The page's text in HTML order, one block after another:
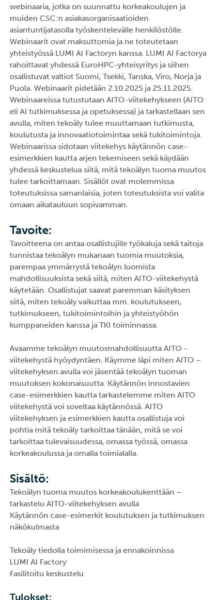
webinaaria, jotka on suunnattu korkeakoulujen ja
muiden CSC:n asiakasorganisaatioiden
asiantuntijatasolla työskentelevälle henkilöstölle.
Webinaarit ovat maksuttomia ja ne toteutetaan
yhteistyössä LUMI AI Factoryn kanssa. LUMI AI Factorya
rahoittavat yhdessä EuroHPC-yhteisyritys ja siihen
osallistuvat valtiot Suomi, Tsekki, Tanska, Viro, Norja ja
Puola. Webinaarit pidetään 2.10.2025 ja 25.11.2025.
Webinaareissa tutustutaan AITO-viitekehykseen (AITO
eli AI tutkimuksessa ja opetuksessa) ja tarkastellaan sen
avulla, miten tekoäly tulee muuttamaan tutkimusta,
koulutusta ja innovaatiotoimintaa sekä tukitoimintoja.
Webinaarissa sidotaan viitekehys käytännön case-
esimerkkien kautta arjen tekemiseen sekä käydään
yhdessä keskustelua siitä, mitä tekoälyn tuoma muutos
tulee tarkoittamaan. Sisällöt ovat molemmissa
toteutuksissa samanlaisia, joten toteutuksista voi valita
omaan aikatauluun sopivamman.
Tavoite:
Tavoitteena on antaa osallistujille työkaluja sekä taitoja
tunnistaa tekoälyn mukanaan tuomia muutoksia,
parempaa ymmärrystä tekoälyn luomista
mahdollisuuksista sekä siitä, miten AITO-viitekehystä
käytetään. Osallistujat saavat paremman käsityksen
siitä, miten tekoäly vaikuttaa mm. koulutukseen,
tutkimukseen, tukitoimintoihin ja yhteistyöhön
kumppaneiden kanssa ja TKI toiminnassa.
Avaamme tekoälyn muutosmahdollisuutta AITO -
viitekehystä hyöydyntäen. Käymme läpi miten AITO –
viitekehyksen avulla voi jäsentää tekoälyn tuoman
muutoksen kokonaisuutta. Käytännön innostavien
case-esimerkkien kautta tarkastelemme miten AITO
viitekehystä voi soveltaa käytännössä. AITO
viitekehyksen ja esimerkkien kautta osallistuja voi
pohtia mitä tekoäly tarkoittaa tänään, mitä se voi
tarkoittaa tulevaisuudessa, omassa työssä, omassa
korkeakoulussa ja omalla toimialalla.
Sisältö:
Tekoälyn tuoma muutos korkeakoulukenttään –
tarkastelu AITO-viitekehyksen avulla
Käytännön case-esimerkit koulutuksen ja tutkimuksen
näkökulmasta
Tekoäly tiedolla toimimisessa ja ennakoinnissa
LUMI AI Factory
Fasilitoitu keskustelu
Tulokset: